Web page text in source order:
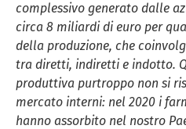
complessivo generato dalle
circa 8 miliardi di euro per
della produzione, che
tra diretti, indiretti e indotto.
produttiva purtroppo non si
mercato interni: nel 2020 i
hanno assorbito nel nostro